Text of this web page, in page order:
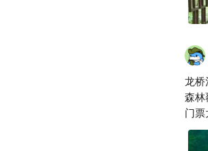
龙桥
森林
门票